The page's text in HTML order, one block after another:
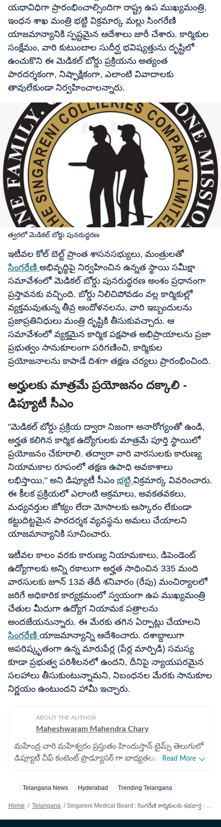
యథావిధిగా ప్రారంభించాల్సిందిగా రాష్ట్ర ఉప ముఖ్యమంత్రి,
ఇంధన శాఖ మంత్రి భట్టి విక్రమార్క మల్లు సింగరేణి
యాజమాన్యానికి స్పష్టమైన ఆదేశాలు జారీ చేశారు. కార్మికుల
సంక్షేమం, వారి కుటుంబాల సుదీర్ఘ భవిష్యత్తును దృష్టిలో
ఉంచుకొని ఈ మెడికల్ బోర్డు ప్రక్రియను అత్యంత
పారదర్శకంగా, నిష్పాక్షికంగా, ఎలాంటి వివాదాలకు
తావులేకుండా నిర్వహించాలన్నారు.
త్వరలో మెడికల్ బోర్డు పునరుద్ధరణ
ఇటీవల కోల్ బెల్ట్ ప్రాంత శాసనసభ్యులు, మంత్రులతో
సింగరేణి అభివృద్ధిపై నిర్వహించిన ఉన్నత స్థాయి సమీక్షా
సమావేశంలో మెడికల్ బోర్డు పునరుద్ధరణ అంశం ప్రధానంగా
ప్రస్తావనకు వచ్చింది. బోర్డు నిలిచిపోవడం వల్ల కార్మికుల్లో
వ్యక్తమవుతున్న తీవ్ర ఆందోళనలను, వారి ఇబ్బందులను
ప్రజాప్రతినిధులు మంత్రి దృష్టికి తీసుకువచ్చారు. ఆ
సమావేశంలో వ్యక్తమైన కార్మిక పక్షపాత అభిప్రాయాలను ప్రజా
ప్రభుత్వం సానుకూలంగా పరిగణించి, కార్మికుల
ప్రయోజనాలను కాపాడే దిశగా తక్షణ చర్యలు ప్రారంభించింది.
అర్హులకు మాత్రమే ప్రయోజనం దక్కాలి -
డిప్యూటీ సీఎం
"మెడికల్ బోర్డు ప్రక్రియ ద్వారా నిజంగా అనారోగ్యంతో ఉండి,
అర్హత కలిగిన కార్మిక ఉద్యోగులకు మాత్రమే పూర్తి స్థాయిలో
ప్రయోజనం చేకూరాలి. తద్వారా వారి వారసులకు కారుణ్య
నియామకాల రూపంలో తక్షణ ఉపాధి అవకాశాలు
లభిస్తాయి," అని డిప్యూటీ సీఎం భట్టి విక్రమార్క వివరించారు.
ఈ కీలక ప్రక్రియలో ఎలాంటి అక్రమాలు, అవకతవకలు,
మధ్యవర్తుల జోక్యం లేదా మోసాలకు ఆస్కారం లేకుండా
కట్టుదిట్టమైన పారదర్శక వ్యవస్థను అమలు చేయాలని
యాజమాన్యానికి సూచించారు.
ఇటీవల కాలం వరకు కారుణ్య నియామకాలు, డిపెండెంట్
ఉద్యోగాలకు అన్ని రకాలుగా అర్హత సాధించిన 335 మంది
వారసులకు జూన్ 13వ తేదీ శనివారం (రేపు) మంచిర్యాలలో
జరిగే అధికారిక కార్యక్రమంలో స్వయంగా ఉప ముఖ్యమంత్రి
చేతుల మీదుగా ఉద్యోగ నియామక పత్రాలను
అందజేయనున్నారు. ఈ మేరకు తగిన ఏర్పాట్లు చేయాలని
సింగరేణి యాజమాన్యాన్ని ఆదేశించారు. దశాబ్దాలుగా
అపరిష్కృతంగా ఉన్న మారుపేర్ల (పేర్ల మార్పిడి) సమస్య
కూడా ప్రభుత్వ పరిశీలనలో ఉందని, దీనిపై న్యాయపరమైన
సలహాలు తీసుకుంటున్నామని, నిబంధనల మేరకు సానుకూల
నిర్ణయం ఉంటుందని హామీ ఇచ్చారు.
ABOUT THE AUTHOR
Maheshwaram Mahendra Chary
మహేంద్ర చారి మహేశ్వరం ప్రస్తుతం హిందుస్తాన్ టైమ్స్ తెలుగులో
డిప్యూటీ చీఫ్ కంటెంట్ ప్రొడ్యూసర్ గా బాధ్యతలు నిర్వర్తిస్తున్నారు.
సమాచారంతో పాటు ఆసక్తికరమైన కథనాలను అందిస్తారు. ఏపీ,
Read More
Telangana News Hyderabad Trending Telangana
Home / Telangana / Singareni Medical Board : సింగరేణి కార్మికులకు శభవార్త - అతి త్వరలోనే మెడికల్ బోర్డు పునరుద్ధరణ! కారుణ్య నియామకాలు కూడా